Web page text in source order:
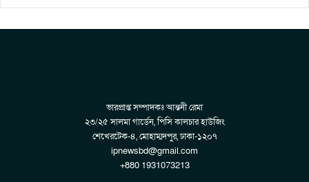
ভারপ্রাপ্ত সম্পাদকঃ আন্তনী রেমা
২৩/২৫ সালমা গার্ডেন, পিসি কালচার হাউজিং
শেখেরটেক-৪, মোহাম্মদপুর, ঢাকা-১২০৭
ipnewsbd@gmail.com
+880 1931073213